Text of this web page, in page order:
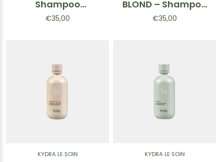
Shampoo
purificante 400 ml
€35,00
BLOND – Shampoo
per capelli biondi
€35,00
KYDRA LE SOIN KYDRA LE SOIN